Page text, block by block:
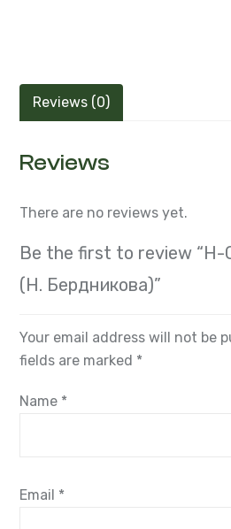
Reviews (0)
Reviews
There are no reviews yet.
Be the first to review
(Н. Бердникова)”
Your email address will not be
fields are marked *
Name *
Email *